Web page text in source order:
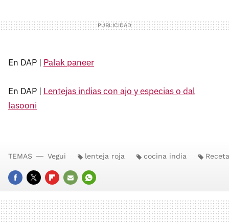
En DAP | Palak paneer
En DAP | Lentejas indias con ajo y especias o dal
lasooni
FACEBOOK
TWITTERFLIPBOARD
E-
MAIL
WHATSAPP
TEMAS Vegui lenteja roja cocina india